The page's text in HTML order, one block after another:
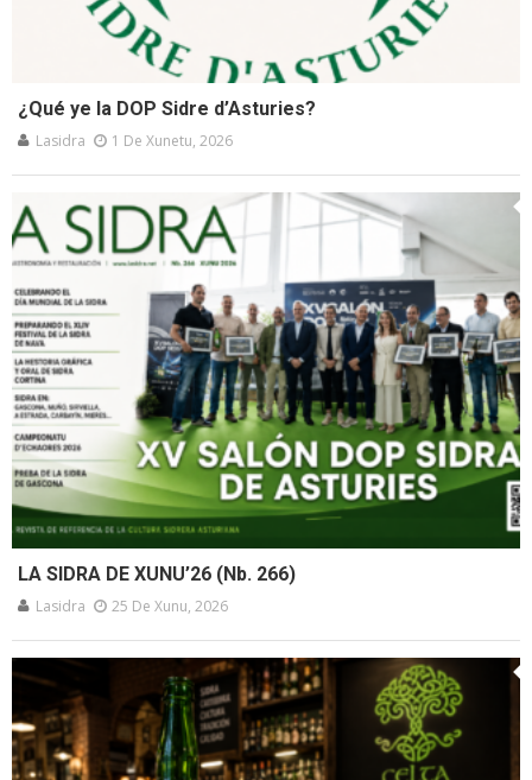
¿Qué ye la DOP Sidre d’Asturies?
Lasidra 1 De Xunetu, 2026
LA SIDRA DE XUNU’26 (Nb. 266)
Lasidra 25 De Xunu, 2026